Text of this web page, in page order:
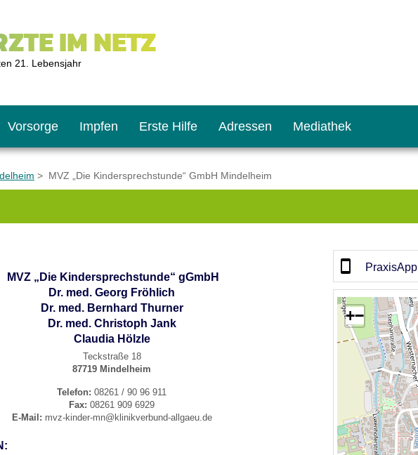
IM NETZ
21. Lebensjahr
Vorsorge Impfen Erste Hilfe Adressen Mediathek
Bildschirmmediengebrauch
> MVZ „Die Kindersprechstunde“ GmbH Mindelheim
MVZ „Die Kindersprechstunde“ gGmbH
Dr. med. Georg Fröhlich
Dr. med. Bernhard Thurner
Dr. med. Christoph Jank
Claudia Hölzle
Teckstraße 18
87719 Mindelheim
Telefon: 08261 / 90 96 911
Fax: 08261 909 6929
E-Mail: mvz-kinder-mn@klinikverbund-allgaeu.de
PraxisApp
+−